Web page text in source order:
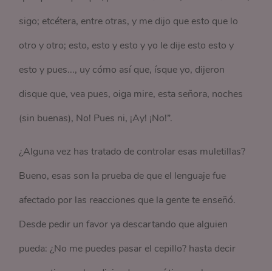
sigo; etcétera, entre otras, y me dijo que esto que lo
otro y otro; esto, esto y esto y yo le dije esto esto y
esto y pues..., uy cómo así que, ísque yo, dijeron
disque que, vea pues, oiga mire, esta señora, noches
(sin buenas), No! Pues ni, ¡Ay! ¡No!”.
¿Alguna vez has tratado de controlar esas muletillas?
Bueno, esas son la prueba de que el lenguaje fue
afectado por las reacciones que la gente te enseñó.
Desde pedir un favor ya descartando que alguien
pueda: ¿No me puedes pasar el cepillo? hasta decir